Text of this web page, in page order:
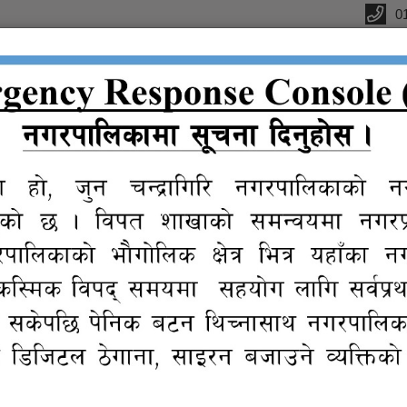
संगालो
Reports eGov